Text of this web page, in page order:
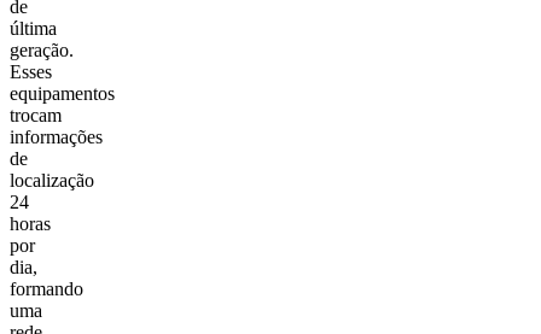
de
última
geração.
Esses
equipamentos
trocam
informações
de
localização
24
horas
por
dia,
formando
uma